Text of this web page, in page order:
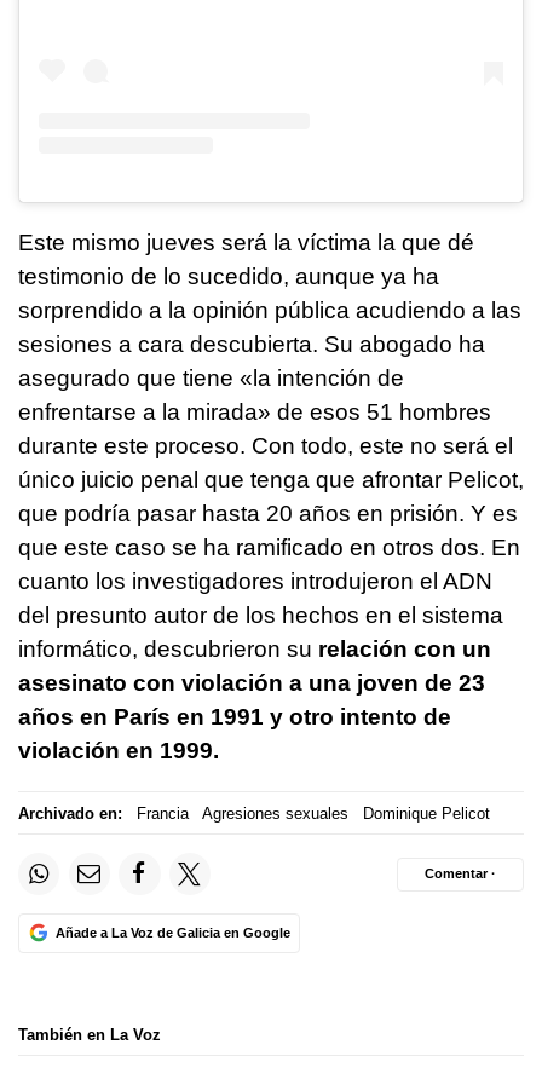
Este mismo jueves será la víctima la que dé
testimonio de lo sucedido, aunque ya ha
sorprendido a la opinión pública acudiendo a las
sesiones a cara descubierta. Su abogado ha
asegurado que tiene «la intención de
enfrentarse a la mirada» de esos 51 hombres
durante este proceso. Con todo, este no será el
único juicio penal que tenga que afrontar Pelicot,
que podría pasar hasta 20 años en prisión. Y es
que este caso se ha ramificado en otros dos. En
cuanto los investigadores introdujeron el ADN
del presunto autor de los hechos en el sistema
informático, descubrieron su relación con un
asesinato con violación a una joven de 23
años en París en 1991 y otro intento de
violación en 1999.
Archivado en: Francia Agresiones sexuales Dominique Pelicot
Añade a La Voz de Galicia en Google
Comentar ·
También en La Voz